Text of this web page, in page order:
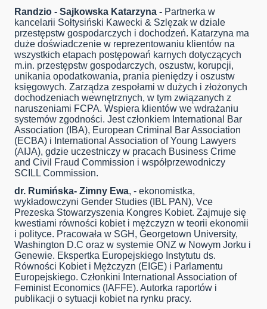
Randzio - Sajkowska Katarzyna - Partnerka w
kancelarii Sołtysiński Kawecki & Szlęzak w dziale
przestępstw gospodarczych i dochodzeń. Katarzyna ma
duże doświadczenie w reprezentowaniu klientów na
wszystkich etapach postępowań karnych dotyczących
m.in. przestępstw gospodarczych, oszustw, korupcji,
unikania opodatkowania, prania pieniędzy i oszustw
księgowych. Zarządza zespołami w dużych i złożonych
dochodzeniach wewnętrznych, w tym związanych z
naruszeniami FCPA. Wspiera klientów we wdrażaniu
systemów zgodności. Jest członkiem International Bar
Association (IBA), European Criminal Bar Association
(ECBA) i International Association of Young Lawyers
(AIJA), gdzie uczestniczy w pracach Business Crime
and Civil Fraud Commission i współprzewodniczy
SCILL Commission.
dr. Rumińska- Zimny Ewa, - ekonomistka,
wykładowczyni Gender Studies (IBL PAN), Vce
Prezeska Stowarzyszenia Kongres Kobiet. Zajmuje się
kwestiami równości kobiet i mężczyzn w teorii ekonomii
i polityce. Pracowała w SGH, Georgetown University,
Washington D.C oraz w systemie ONZ w Nowym Jorku i
Genewie. Ekspertka Europejskiego Instytutu ds.
Równości Kobiet i Mężczyzn (EIGE) i Parlamentu
Europejskiego. Członkini International Association of
Feminist Economics (IAFFE). Autorka raportów i
publikacji o sytuacji kobiet na rynku pracy.